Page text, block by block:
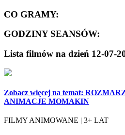
CO GRAMY:
GODZINY SEANSÓW:
Lista filmów na dzień 12-07-
Zobacz więcej na temat:
ANIMACJE MOMAKIN
FILMY ANIMOWANE | 3+ LAT